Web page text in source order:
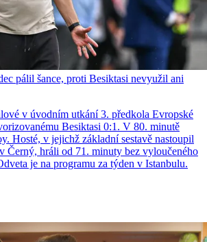
pálil šance, proti Besiktasi nevyužil ani
v úvodním utkání 3. předkola Evropské
Besiktasi 0:1. V 80. minutě
Hosté, v jejichž základní sestavě nastoupil
Černý, hráli od 71. minuty bez vyloučeného
je na programu za týden v Istanbulu.